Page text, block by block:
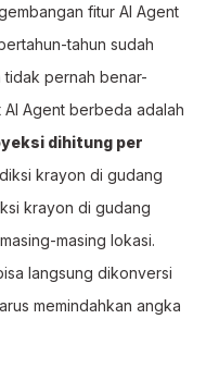
fitur AI Agent
tahun sudah
pernah benar-
Agent berbeda adalah
dihitung per
krayon di gudang
krayon di gudang
masing lokasi.
langsung dikonversi
memindahkan angka